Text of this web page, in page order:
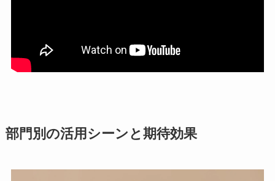
部門別の活用シーンと期待効果